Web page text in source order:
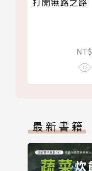
NT$
最新書籍